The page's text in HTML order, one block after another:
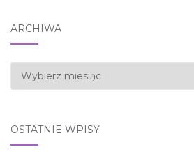
ARCHIWA
Archiwa
OSTATNIE WPISY